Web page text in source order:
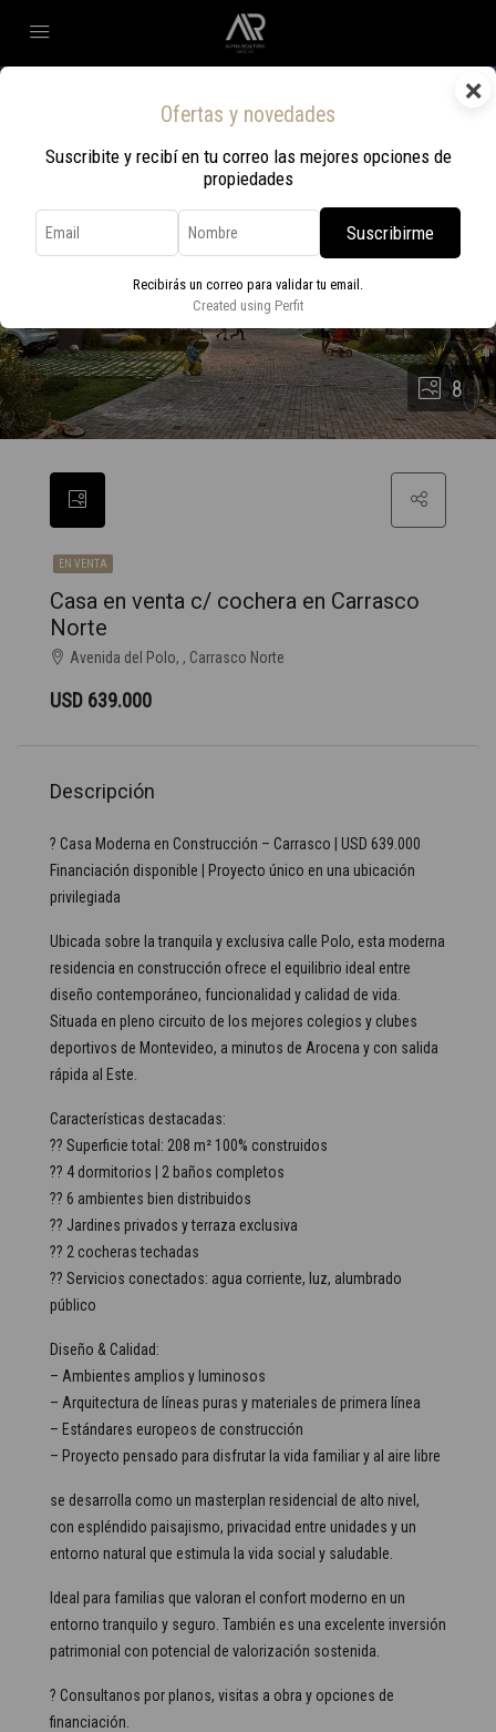
×
Ofertas y novedades
Suscribite y recibí en tu correo las mejores opciones de
propiedades
Suscribirme
Recibirás un correo para validar tu email.
Created using Perfit
8
EN VENTA
Casa en venta c/ cochera en Carrasco
Norte
Avenida del Polo, , Carrasco Norte
USD 639.000
Descripción
? Casa Moderna en Construcción – Carrasco | USD 639.000
Financiación disponible | Proyecto único en una ubicación
privilegiada
Ubicada sobre la tranquila y exclusiva calle Polo, esta moderna
residencia en construcción ofrece el equilibrio ideal entre
diseño contemporáneo, funcionalidad y calidad de vida.
Situada en pleno circuito de los mejores colegios y clubes
deportivos de Montevideo, a minutos de Arocena y con salida
rápida al Este.
Características destacadas:
?? Superficie total: 208 m² 100% construidos
?? 4 dormitorios | 2 baños completos
?? 6 ambientes bien distribuidos
?? Jardines privados y terraza exclusiva
?? 2 cocheras techadas
?? Servicios conectados: agua corriente, luz, alumbrado
público
Diseño & Calidad:
– Ambientes amplios y luminosos
– Arquitectura de líneas puras y materiales de primera línea
– Estándares europeos de construcción
– Proyecto pensado para disfrutar la vida familiar y al aire libre
se desarrolla como un masterplan residencial de alto nivel,
con espléndido paisajismo, privacidad entre unidades y un
entorno natural que estimula la vida social y saludable.
Ideal para familias que valoran el confort moderno en un
entorno tranquilo y seguro. También es una excelente inversión
patrimonial con potencial de valorización sostenida.
? Consultanos por planos, visitas a obra y opciones de
financiación.